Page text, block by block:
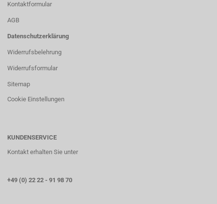
Kontaktformular
AGB
Datenschutzerklärung
Widerrufsbelehrung
Widerrufsformular
Sitemap
Cookie Einstellungen
KUNDENSERVICE
Kontakt erhalten Sie unter
+49 (0) 22 22 - 91 98 70